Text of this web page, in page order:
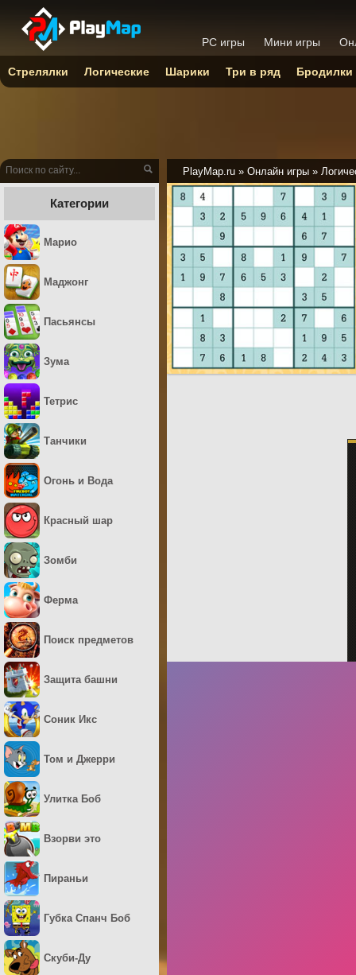
PlayMap.ru » Онлайн игры »
Категории
Марио
Маджонг
Пасьянсы
Зума
Тетрис
Танчики
Огонь и Вода
Красный шар
Зомби
Ферма
Поиск предметов
Защита башни
Соник Икс
Том и Джерри
Улитка Боб
Взорви это
Пираньи
Губка Спанч Боб
Скуби-Ду
PC игры Мини игры
Стрелялки Логические Шарики Три в ряд Бродилки